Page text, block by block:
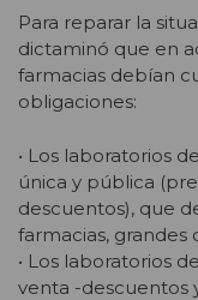
Para reparar la
dictaminó que en
farmacias debían
obligaciones:
• Los laboratorios
única y pública
descuentos), que
farmacias, grandes
• Los laboratorios
venta -descuentos